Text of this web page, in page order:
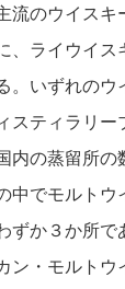
流のウイスキ
、ライウイ
。いずれの
スティラリー
内の蒸留所の
中でモルト
ずか３か所
ン・モルトウ